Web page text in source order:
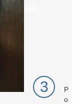
3
Р
о